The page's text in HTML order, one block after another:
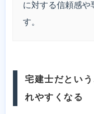
に対する信頼感や
す。
宅建士だとい
れやすくなる